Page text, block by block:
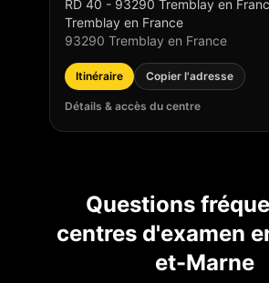
RD 40 - 93290 Tremblay en
Tremblay en France
93290 Tremblay en France
Itinéraire Copier l'adresse
Détails & accès du centre
Questions
centres d'examen
et-Marne